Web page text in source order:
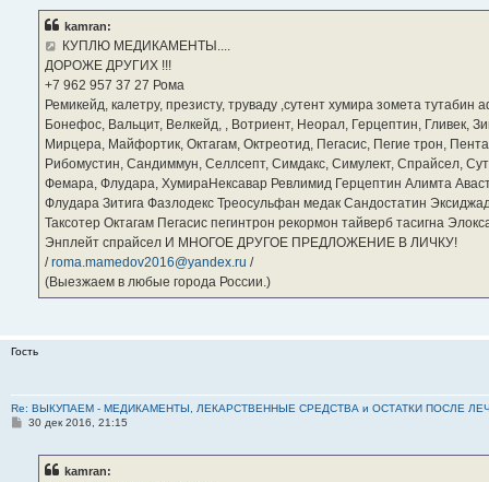
kamran:
КУПЛЮ МЕДИКАМЕНТЫ....
ДОРОЖЕ ДРУГИХ !!!
‪+7 962 957 37 27‬ Рома
Ремикейд, калетру, презисту, труваду ,сутент хумира зомета
Бонефос, Вальцит, Велкейд, , Вотриент, Неорал, Герцептин, Гливек,
Мирцера, Майфортик, Октагам, Октреотид, Пегасис, Пегие трон,
Рибомустин, Сандиммун, Селлсепт, Симдакс, Симулект, Спрайсел,
Фемара, Флудара, ХумираНексавар Ревлимид Герцептин Алимта
Флудара Зитига Фазлодекс Треосульфан медак Сандостатин
Таксотер Октагам Пегасис пегинтрон рекормон тайверб тасигна
Энплейт спрайсел И МНОГОЕ ДРУГОЕ ПРЕДЛОЖЕНИЕ В ЛИЧКУ!
/roma.mamedov2016@yandex.ru /
(Выезжаем в любые города России.)
Гость
Re: ВЫКУПАЕМ - МЕДИКАМЕНТЫ, ЛЕКАРСТВЕННЫЕ СРЕДСТВА и ОСТАТКИ ПОСЛЕ
С30 дек 2016, 21:15
kamran: